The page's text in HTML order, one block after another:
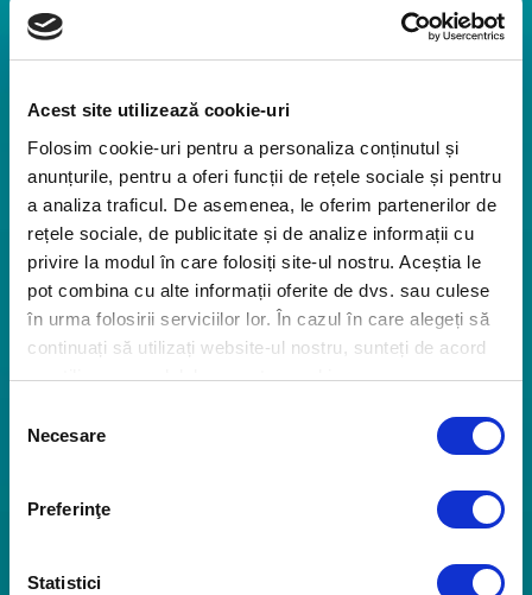
Acest site utilizează cookie-uri
Folosim cookie-uri pentru a personaliza conținutul și
anunțurile, pentru a oferi funcții de rețele sociale și pentru
a analiza traficul. De asemenea, le oferim partenerilor de
rețele sociale, de publicitate și de analize informații cu
privire la modul în care folosiți site-ul nostru. Aceștia le
pot combina cu alte informații oferite de dvs. sau culese
în urma folosirii serviciilor lor. În cazul în care alegeți să
continuați să utilizați website-ul nostru, sunteți de acord
cu utilizarea modulelor noastre cookie.
consimțământului
Necesare
Preferinţe
Statistici
Hacking
Atacurile IT, folosite ca practici anticoncurențiale în
afaceri